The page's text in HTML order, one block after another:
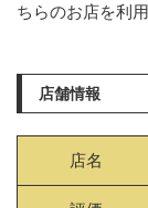
ちらのお店を利
店舗情報
店名